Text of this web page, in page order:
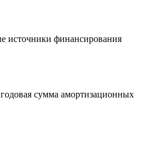
источники финансирования
сумма амортизационных